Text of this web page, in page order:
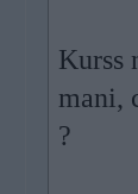
Kurss
mani,
?